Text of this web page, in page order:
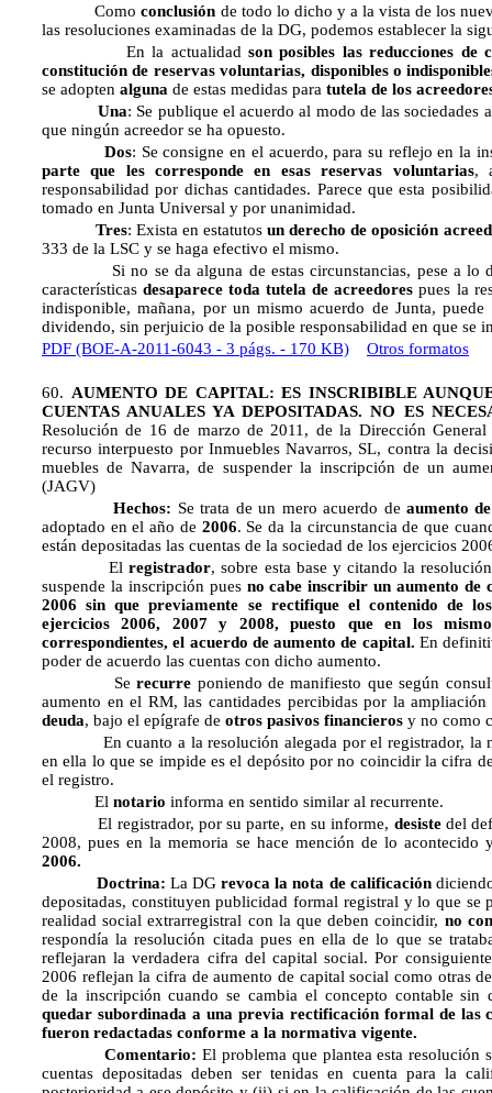
Comoconclusión de todo lo dicho y a la vista de los
las resoluciones examinadas de la DG, podemos establecer la
En la actualidadson posibles las reducciones de
constitución de reservas voluntarias, disponibles o
se adopten alguna de estas medidas para tutela de los
Una: Se publique el acuerdo al modo de las sociedades
que ningún acreedor se ha opuesto.
Dos: Se consigne en el acuerdo, para su reflejo en la
parte que les corresponde en esas reservas voluntarias,
responsabilidad por dichas cantidades. Parece que esta
tomado en Junta Universal y por unanimidad.
Tres: Exista en estatutosun derecho de oposición
333 de la LSC y se haga efectivo el mismo.
Si no se da alguna de estas circunstancias, pese a lo
característicasdesaparece toda tutela de acreedores pues la
indisponible, mañana, por un mismo acuerdo de Junta,
dividendo, sin perjuicio de la posible responsabilidad en que se
PDF (BOE-A-2011-6043 - 3 págs. - 170 KB)
Otros formatos
60. AUMENTO DE CAPITAL: ES INSCRIBIBLE
CUENTAS ANUALES YA DEPOSITADAS. NO ES
Resolución de 16 de marzo de 2011, de la Dirección
recurso interpuesto por Inmuebles Navarros, SL, contra la
muebles de Navarra, de suspender la inscripción de un
(JAGV)
Hechos: Se trata de un mero acuerdo de aumento
adoptado en el año de 2006. Se da la circunstancia de que
están depositadas las cuentas de la sociedad de los ejercicios
Elregistrador, sobre esta base y citando la
suspende la inscripción pues no cabe inscribir un aumento
2006 sin que previamente se rectifique el contenido de
ejercicios 2006, 2007 y 2008, puesto que en los
correspondientes, el acuerdo de aumento de capital. En
poder de acuerdo las cuentas con dicho aumento.
Serecurre poniendo de manifiesto que según
aumento en el RM, las cantidades percibidas por la
deuda, bajo el epígrafe de otros pasivos financieros y no como
En cuanto a la resolución alegada por el registrador, la
en ella lo que se impide es el depósito por no coincidir la cifra
el registro.
El notario informa en sentido similar al recurrente.
El registrador, por su parte, en su informe, desistedel
2008, pues en la memoria se hace mención de lo
2006.
Doctrina: La DGrevoca la nota de calificación
depositadas, constituyen publicidad formal registral y lo que se
realidad social extrarregistral con la que deben coincidir, no
respondía la resolución citada pues en ella de lo que se
reflejaran la verdadera cifra del capital social. Por
2006 reflejan la cifra de aumento de capital social como otras
de la inscripción cuando se cambia el concepto contable
quedar subordinada a una previa rectificación formal de las
fueron redactadas conforme a la normativa vigente.
Comentario: El problema que plantea esta resolución
cuentas depositadas deben ser tenidas en cuenta para la